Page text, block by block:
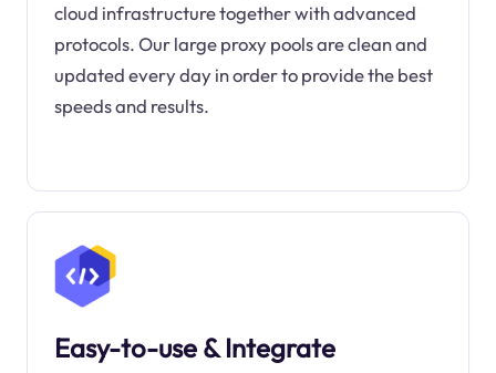
cloud infrastructure together with advanced
protocols. Our large proxy pools are clean and
updated every day in order to provide the best
speeds and results.
Easy-to-use & Integrate